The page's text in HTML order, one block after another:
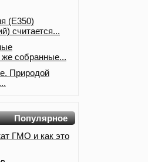
(E350)
считается...
же собранные...
Природой
Популярное
ГМО и как это